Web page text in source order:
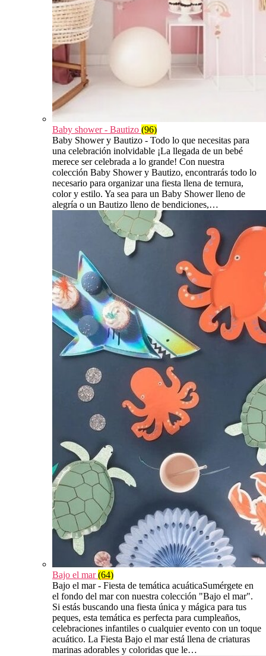
Baby shower - Bautizo (96)
Baby Shower y Bautizo - Todo lo que necesitas para
una celebración inolvidable ¡La llegada de un bebé
merece ser celebrada a lo grande! Con nuestra
colección Baby Shower y Bautizo, encontrarás todo lo
necesario para organizar una fiesta llena de ternura,
color y estilo. Ya sea para un Baby Shower lleno de
alegría o un Bautizo lleno de bendiciones,…
Bajo el mar(64)
Bajo el mar - Fiesta de temática acuáticaSumérgete en
el fondo del mar con nuestra colección "Bajo el mar".
Si estás buscando una fiesta única y mágica para tus
peques, esta temática es perfecta para cumpleaños,
celebraciones infantiles o cualquier evento con un toque
acuático. La Fiesta Bajo el mar está llena de criaturas
marinas adorables y coloridas que le…